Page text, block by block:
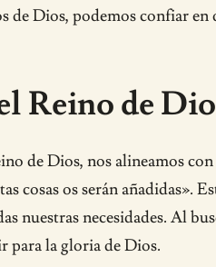
Dios, podemos confiar
Reino de
de Dios, nos alineamos
cosas os serán añadidas».
nuestras necesidades. Al
para la gloria de Dios.